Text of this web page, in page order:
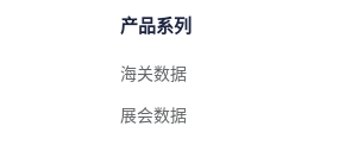
产品系列
海关数据
展会数据